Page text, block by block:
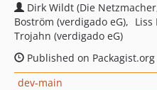
Dirk Wildt (Die
Boström (verdigado eG)
Liss
Trojahn (verdigado eG)
Published on
dev-main